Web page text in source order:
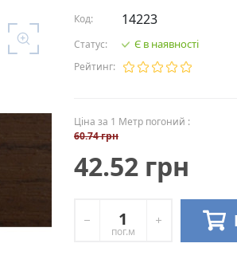
Код: 14223
Статус: Є в наявності
Рейтинг:
Ціна за 1 Метр погоний :
60.74 грн
42.52 грн
пог.м